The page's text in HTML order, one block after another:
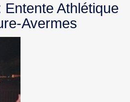
Entente Athlétique
Avermes